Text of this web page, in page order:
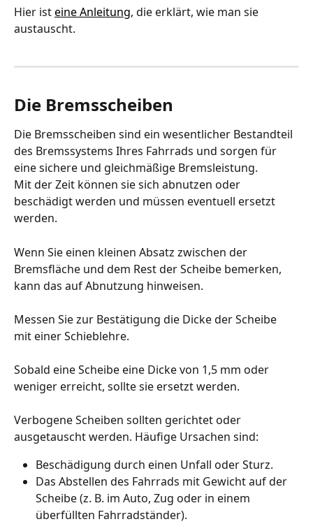
Hier ist eine Anleitung, die erklärt, wie man sie
austauscht.
Die Bremsscheiben
Die Bremsscheiben sind ein wesentlicher Bestandteil
des Bremssystems Ihres Fahrrads und sorgen für
eine sichere und gleichmäßige Bremsleistung.
Mit der Zeit können sie sich abnutzen oder
beschädigt werden und müssen eventuell ersetzt
werden.
Wenn Sie einen kleinen Absatz zwischen der
Bremsfläche und dem Rest der Scheibe bemerken,
kann das auf Abnutzung hinweisen.
Messen Sie zur Bestätigung die Dicke der Scheibe
mit einer Schieblehre.
Sobald eine Scheibe eine Dicke von 1,5 mm oder
weniger erreicht, sollte sie ersetzt werden.
Verbogene Scheiben sollten gerichtet oder
ausgetauscht werden. Häufige Ursachen sind:
Beschädigung durch einen Unfall oder Sturz.
Das Abstellen des Fahrrads mit Gewicht auf der
Scheibe (z. B. im Auto, Zug oder in einem
überfüllten Fahrradständer).